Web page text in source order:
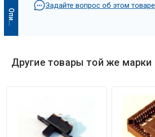
О
п
и
с
а
н
и
е
и
с
к
у
с
с
т
в
е
н
н
о
г
о
и
н
т
е
л
л
е
к
т
а
Задайте вопрос об этом товаре
Другие товары той же марки